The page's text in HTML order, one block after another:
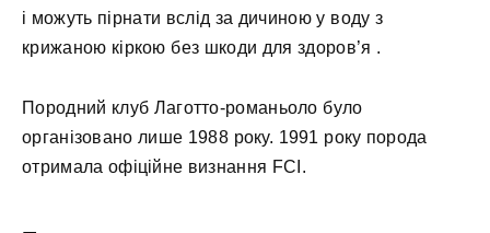
і можуть пірнати вслід за дичиною у воду з
крижаною кіркою без шкоди для здоров’я .
Породний клуб Лаготто-романьоло було
організовано лише 1988 року. 1991 року порода
отримала офіційне визнання FCI.